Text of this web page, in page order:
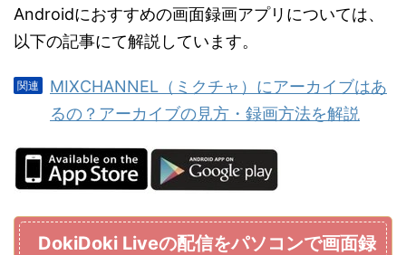
Androidにおすすめの画面録画アプリについては、
以下の記事にて解説しています。
MIXCHANNEL（ミクチャ）にアーカイブはあ
るの？アーカイブの見方・録画方法を解説
DokiDoki Liveの配信をパソコンで画面録